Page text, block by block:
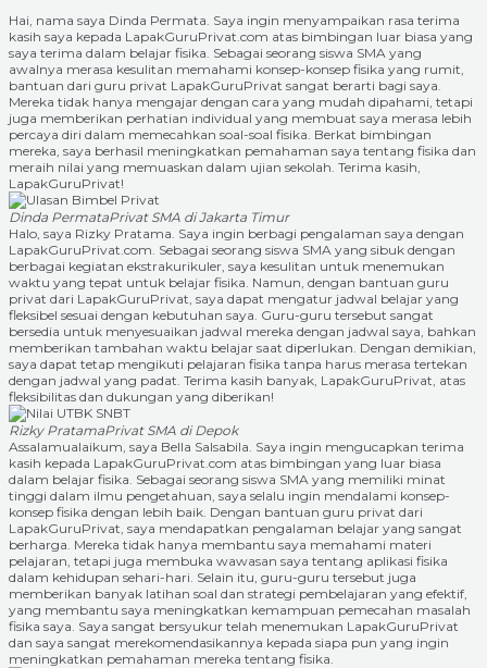
Hai, nama saya Dinda Permata. Saya ingin menyampaikan rasa terima
kasih saya kepada LapakGuruPrivat.com atas bimbingan luar biasa yang
saya terima dalam belajar fisika. Sebagai seorang siswa SMA yang
awalnya merasa kesulitan memahami konsep-konsep fisika yang rumit,
bantuan dari guru privat LapakGuruPrivat sangat berarti bagi saya.
Mereka tidak hanya mengajar dengan cara yang mudah dipahami, tetapi
juga memberikan perhatian individual yang membuat saya merasa lebih
percaya diri dalam memecahkan soal-soal fisika. Berkat bimbingan
mereka, saya berhasil meningkatkan pemahaman saya tentang fisika dan
meraih nilai yang memuaskan dalam ujian sekolah. Terima kasih,
LapakGuruPrivat!
Dinda PermataPrivat SMA di Jakarta Timur
Halo, saya Rizky Pratama. Saya ingin berbagi pengalaman saya dengan
LapakGuruPrivat.com. Sebagai seorang siswa SMA yang sibuk dengan
berbagai kegiatan ekstrakurikuler, saya kesulitan untuk menemukan
waktu yang tepat untuk belajar fisika. Namun, dengan bantuan guru
privat dari LapakGuruPrivat, saya dapat mengatur jadwal belajar yang
fleksibel sesuai dengan kebutuhan saya. Guru-guru tersebut sangat
bersedia untuk menyesuaikan jadwal mereka dengan jadwal saya, bahkan
memberikan tambahan waktu belajar saat diperlukan. Dengan demikian,
saya dapat tetap mengikuti pelajaran fisika tanpa harus merasa tertekan
dengan jadwal yang padat. Terima kasih banyak, LapakGuruPrivat, atas
fleksibilitas dan dukungan yang diberikan!
Rizky PratamaPrivat SMA di Depok
Assalamualaikum, saya Bella Salsabila. Saya ingin mengucapkan terima
kasih kepada LapakGuruPrivat.com atas bimbingan yang luar biasa
dalam belajar fisika. Sebagai seorang siswa SMA yang memiliki minat
tinggi dalam ilmu pengetahuan, saya selalu ingin mendalami konsep-
konsep fisika dengan lebih baik. Dengan bantuan guru privat dari
LapakGuruPrivat, saya mendapatkan pengalaman belajar yang sangat
berharga. Mereka tidak hanya membantu saya memahami materi
pelajaran, tetapi juga membuka wawasan saya tentang aplikasi fisika
dalam kehidupan sehari-hari. Selain itu, guru-guru tersebut juga
memberikan banyak latihan soal dan strategi pembelajaran yang efektif,
yang membantu saya meningkatkan kemampuan pemecahan masalah
fisika saya. Saya sangat bersyukur telah menemukan LapakGuruPrivat
dan saya sangat merekomendasikannya kepada siapa pun yang ingin
meningkatkan pemahaman mereka tentang fisika.